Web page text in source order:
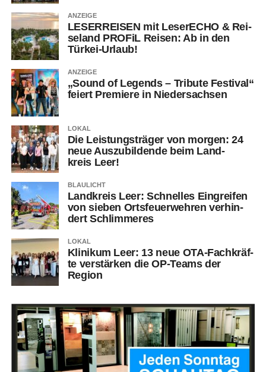
ANZEIGE
LESERREISEN mit Lese­r­ECHO & Rei­
se­land PRO­FiL Rei­sen: Ab in den
Türkei-Urlaub!
ANZEIGE
„Sound of Legends – Tri­bu­te Fes­ti­val“
fei­ert Pre­mie­re in Niedersachsen
LOKAL
Die Leis­tungs­trä­ger von mor­gen: 24
neue Aus­zu­bil­den­de beim Land­
kreis Leer!
BLAULICHT
Land­kreis Leer: Schnel­les Ein­grei­fen
von sie­ben Orts­feu­er­weh­ren ver­hin­
dert Schlimmeres
LOKAL
Kli­ni­kum Leer: 13 neue OTA-Fach­kräf­
te ver­stär­ken die OP-Teams der
Region